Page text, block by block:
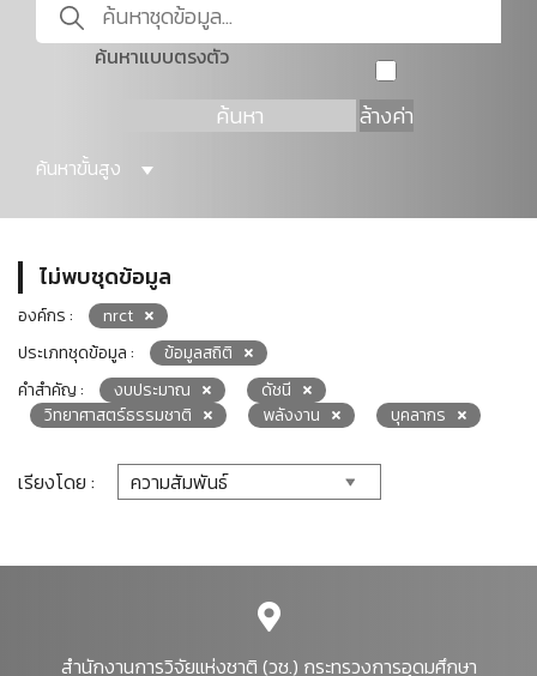
ค้นหาแบบตรงตัว
ค้นหา ล้างค่า
ค้นหาขั้นสูง
ไม่พบชุดข้อมูล
องค์กร :
nrct
ประเภทชุดข้อมูล :
ข้อมูลสถิติ
คำสำคัญ :
งบประมาณ
ดัชนี
วิทยาศาสตร์ธรรมชาติ
พลังงาน บุคลากร
เรียงโดย :
สำนักงานการวิจัยแห่งชาติ (วช.) กระทรวงการอุดมศึกษา